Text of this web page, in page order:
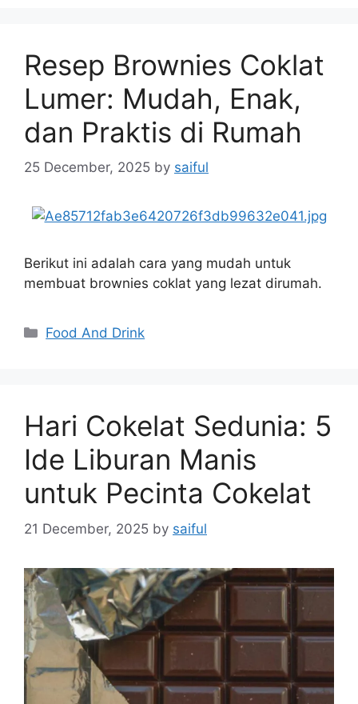
Resep Brownies Coklat
Lumer: Mudah, Enak,
dan Praktis di Rumah
25 December, 2025 by saiful
Berikut ini adalah cara yang mudah untuk
membuat brownies coklat yang lezat dirumah.
Categories
Food And Drink
Hari Cokelat Sedunia: 5
Ide Liburan Manis
untuk Pecinta Cokelat
21 December, 2025 by saiful